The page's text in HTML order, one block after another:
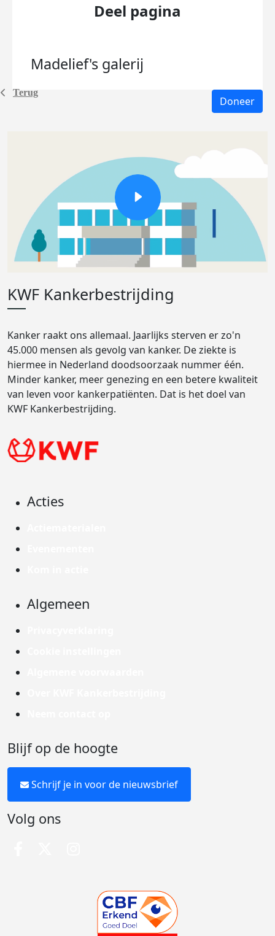
Terug
Deel pagina
Madelief's galerij
Doneer
KWF Kankerbestrijding
Kanker raakt ons allemaal. Jaarlijks sterven er zo'n
45.000 mensen als gevolg van kanker. De ziekte is
hiermee in Nederland doodsoorzaak nummer één.
Minder kanker, meer genezing en een betere kwaliteit
van leven voor kankerpatiënten. Dat is het doel van
KWF Kankerbestrijding.
Acties
Algemeen
Blijf op de hoogte
Schrijf je in voor de nieuwsbrief
Volg ons